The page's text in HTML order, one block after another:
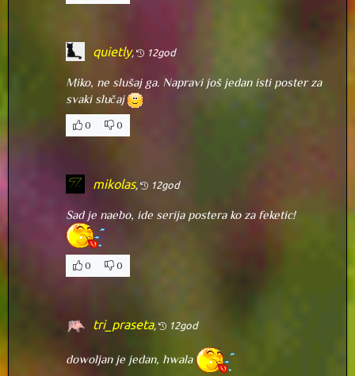
quietly, 12god
Miko, ne slušaj ga. Napravi još jedan isti poster za
svaki slučaj
0 0
mikolas, 12god
Sad je naebo, ide serija postera ko za feketic!
0 0
tri_praseta, 12god
dowoljan je jedan, hwala